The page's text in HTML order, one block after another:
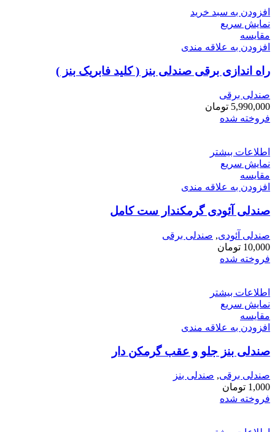
افزودن به سبد خرید
نمایش سریع
مقايسه
افزودن به علاقه مندی
راه اندازی برقی صندلی بنز ( کلید فابریک بنز )
صندلی برقی
5,990,000 تومان
فروخته شده
اطلاعات بیشتر
نمایش سریع
مقايسه
افزودن به علاقه مندی
صندلی آئودی گرمکندار ست کامل
صندلی آئودی, صندلی برقی
10,000 تومان
فروخته شده
اطلاعات بیشتر
نمایش سریع
مقايسه
افزودن به علاقه مندی
صندلی بنز جلو و عقب گرمکن دار
صندلی برقی, صندلی بنز
1,000 تومان
فروخته شده